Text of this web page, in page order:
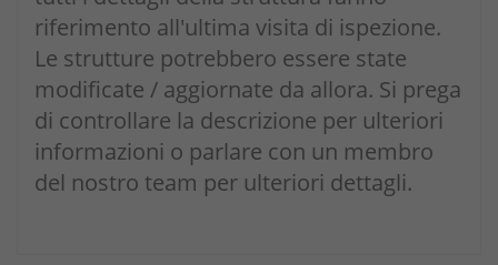
riferimento all'ultima visita di ispezione.
Le strutture potrebbero essere state
modificate / aggiornate da allora. Si prega
di controllare la descrizione per ulteriori
informazioni o parlare con un membro
del nostro team per ulteriori dettagli.